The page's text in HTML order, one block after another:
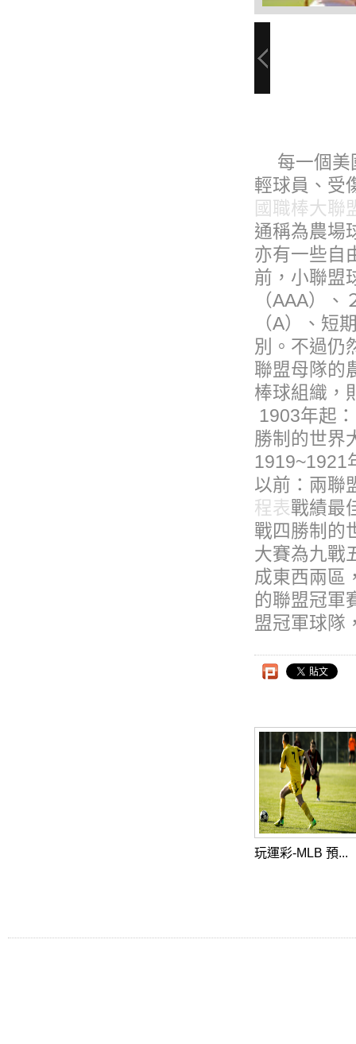
每一個美
輕球員、受
國職棒大聯
通稱為農場
亦有一些自
前，小聯盟
（AAA）
（A）、短
別。不過仍
聯盟母隊的
棒球組織，
1903年起
勝制的世界
1919~1921
以前：兩聯
程表戰績最
戰四勝制的
大賽為九戰
成東西兩區
的聯盟冠軍
盟冠軍球隊
玩運彩-MLB 預...